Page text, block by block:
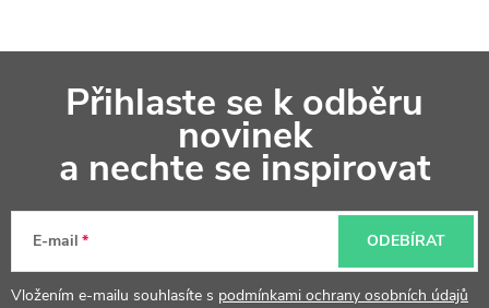
a
Přihlaste se k odběru
novinek
a nechte se inspirovat
E-mail
Vložením e-mailu souhlasíte s podmínkami ochrany osobních údajů
ODEBÍRAT